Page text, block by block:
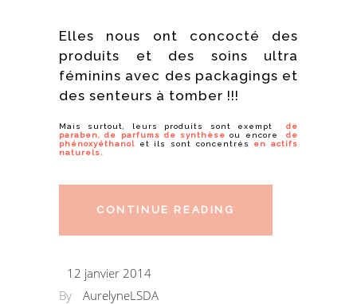
Elles nous ont concocté des
produits et des soins ultra
féminins avec des packagings et
des senteurs à tomber !!!
Mais surtout, leurs produits sont exempt de
paraben, de parfums de synthèseou encore
de
phénoxyéthanol
et ils sont concentrés
en actifs
naturels.
CONTINUE READING
12 janvier 2014
By
AurelyneLSDA